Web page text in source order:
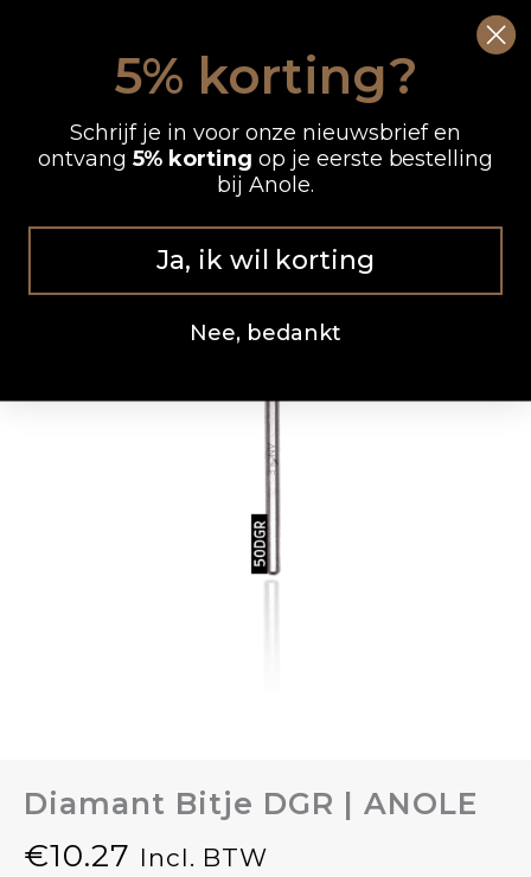
inhoud
Diamant Bitje DGR | ANOLE
€10.27 Incl. BTW
5% korting?
Schrijf je in voor onze nieuwsbrief en
ontvang 5% korting op je eerste bestelling
bij Anole.
Ja, ik wil korting
Nee, bedankt